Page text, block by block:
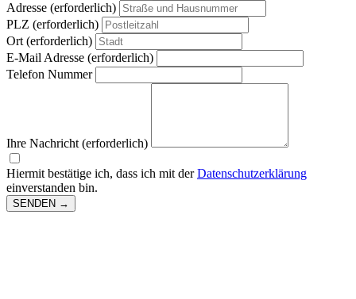
Adresse (erforderlich)
PLZ (erforderlich)
Ort (erforderlich)
E-Mail Adresse (erforderlich)
Telefon Nummer
Ihre Nachricht (erforderlich)
Hiermit bestätige ich, dass ich mit derDatenschutzerklärung
einverstanden bin.
SENDEN →